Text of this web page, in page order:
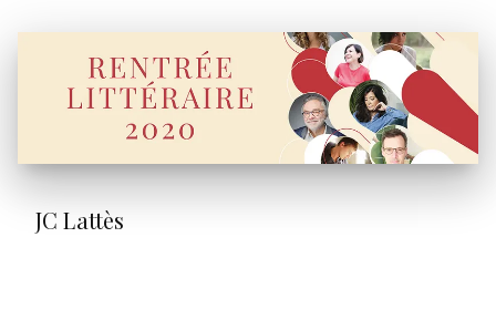
JC Lattès